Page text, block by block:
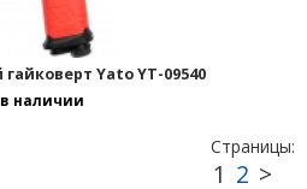
Yato YT-09540
наличии